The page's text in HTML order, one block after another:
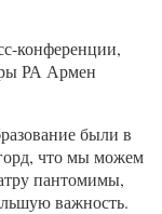
конференции,
РА Армен
были в
что мы можем
пантомимы,
важность.